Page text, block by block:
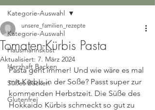
Kategorie-Auswahl
Hausmannskost
Herzhaft Backen
Süßes Backen
Glutenfrei
Kategorie-Auswahl
Tomaten-Kürbis Pasta
unsere_familien_rezepte
Aktualisiert: 7. März 2024
Pasta geht immer! Und wie wäre es mal
mit Kürbis in der Soße? Passt super zur
kommenden Herbstzeit. Die Süße des
Hokkaido Kürbis schmeckt so gut zu